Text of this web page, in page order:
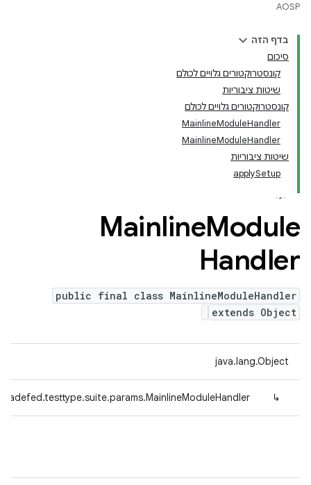
AOSP
בדף הזה
סיכום
קונסטרוקטורים גלויים לכולם
שיטות ציבוריות
קונסטרוקטורים גלויים לכולם
MainlineModuleHandler
MainlineModuleHandler
שיטות ציבוריות
applySetup
MainlineModule
Handler
public final class MainlineModuleHandler
extends Object
java.lang.Object
↳